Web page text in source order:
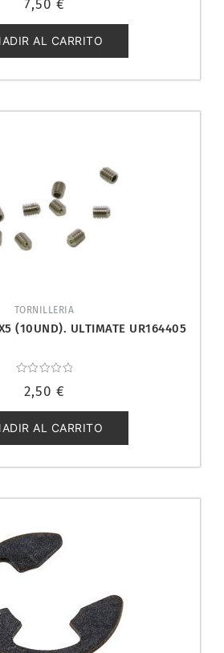
con
de
5
7,50 €
AL CARRITO
TORNILLERIA
(10UND). ULTIMATE UR164405
con
de
5
2,50 €
AL CARRITO